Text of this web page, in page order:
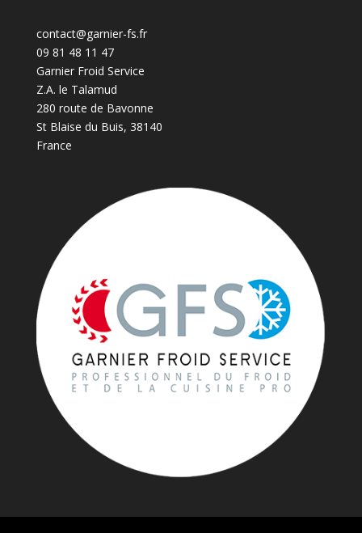
contact@garnier-fs.fr
09 81 48 11 47
Garnier Froid Service
Z.A. le Talamud
280 route de Bavonne
St Blaise du Buis, 38140
France